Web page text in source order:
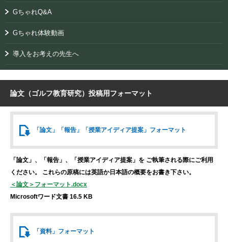
GちゃれQ&A
Gちゃれ体験動画
導入をお考えの先生へ
論文（ゴルフ教育研究）投稿用フォーマット
「論文」「報告」 「授業アイディア提案」 フォーマット
「論文」、「報告」、「授業アイディア提案」を ご執筆される際にご利用
ください。
これらの原稿には英語か日本語の概要をお書き下さい。
＜論文＞フォーマット.docx
Microsoftワード文書 16.5 KB
「資料」 フォーマット